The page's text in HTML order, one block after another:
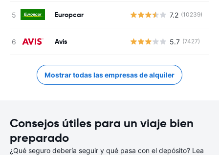
Europcar 7.2 (10239)
Avis 5.7 (7427)
Mostrar todas las empresas de alquiler
Consejos útiles para un viaje bien
preparado
¿Qué seguro debería seguir y qué pasa con el depósito? Lea